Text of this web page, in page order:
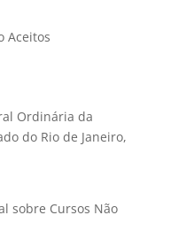
Aceitos
Ordinária da
do Rio de Janeiro,
sobre Cursos Não